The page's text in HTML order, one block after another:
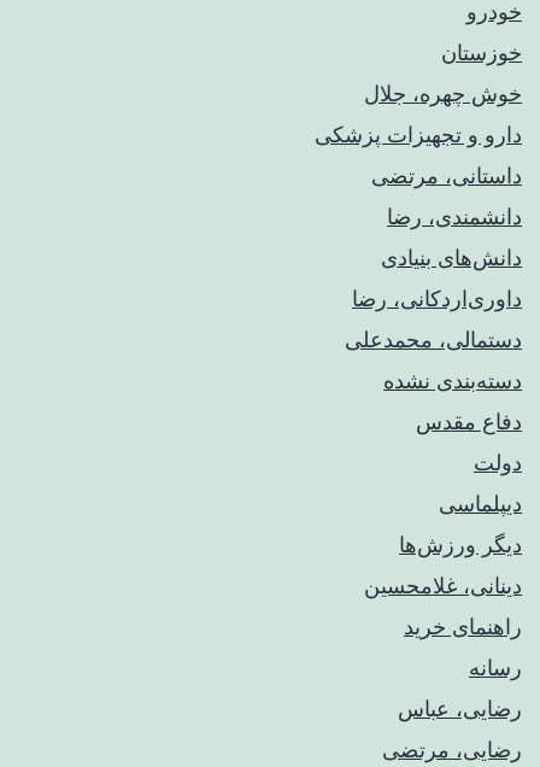
خودرو
خوزستان
خوش چهره، جلال
دارو و تجهیزات پزشکی
داستانی، مرتضی
دانشمندی، رضا
دانش‌های بنیادی
داوری‌اردکانی، رضا
دستمالی، محمدعلی
دسته‌بندی نشده
دفاع مقدس
دولت
دیپلماسی
دیگر ورزش‌ها
دینانی، غلامحسین
راهنمای خريد
رسانه
رضایی، عباس
رضایی، مرتضی